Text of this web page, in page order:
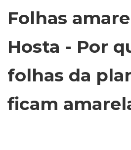
Folhas
Hosta - Por
folhas da
ficam